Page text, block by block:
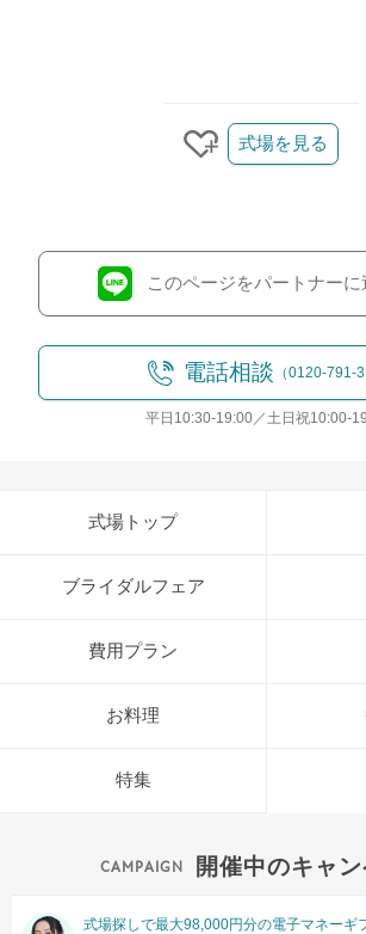
クリップする
式場を見る
このページをパートナーに
電話相談 （0120-791-
平日10:30-19:00／土日祝10:00-
式場トップ
ブライダルフェア
費用プラン
お料理
特集
開催中のキャ
式場探しで最大98,000円分の電子マネーギ